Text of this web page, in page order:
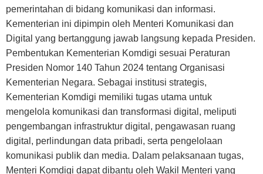
pemerintahan di bidang komunikasi dan informasi.
Kementerian ini dipimpin oleh Menteri Komunikasi dan
Digital yang bertanggung jawab langsung kepada Presiden.
Pembentukan Kementerian Komdigi sesuai Peraturan
Presiden Nomor 140 Tahun 2024 tentang Organisasi
Kementerian Negara. Sebagai institusi strategis,
Kementerian Komdigi memiliki tugas utama untuk
mengelola komunikasi dan transformasi digital, meliputi
pengembangan infrastruktur digital, pengawasan ruang
digital, perlindungan data pribadi, serta pengelolaan
komunikasi publik dan media. Dalam pelaksanaan tugas,
Menteri Komdigi dapat dibantu oleh Wakil Menteri yang